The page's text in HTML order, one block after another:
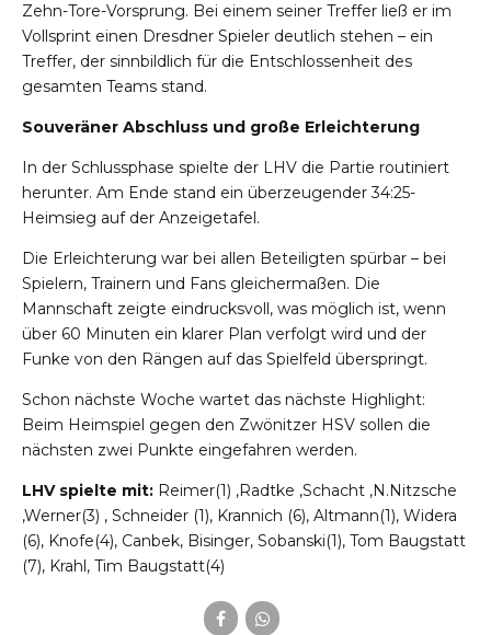
Zehn-Tore-Vorsprung. Bei einem seiner Treffer ließ er im
Vollsprint einen Dresdner Spieler deutlich stehen – ein
Treffer, der sinnbildlich für die Entschlossenheit des
gesamten Teams stand.
Souveräner Abschluss und große Erleichterung
In der Schlussphase spielte der LHV die Partie routiniert
herunter. Am Ende stand ein überzeugender 34:25-
Heimsieg auf der Anzeigetafel.
Die Erleichterung war bei allen Beteiligten spürbar – bei
Spielern, Trainern und Fans gleichermaßen. Die
Mannschaft zeigte eindrucksvoll, was möglich ist, wenn
über 60 Minuten ein klarer Plan verfolgt wird und der
Funke von den Rängen auf das Spielfeld überspringt.
Schon nächste Woche wartet das nächste Highlight:
Beim Heimspiel gegen den Zwönitzer HSV sollen die
nächsten zwei Punkte eingefahren werden.
LHV spielte mit: Reimer(1) ,Radtke ,Schacht ,N.Nitzsche
,Werner(3) , Schneider (1), Krannich (6), Altmann(1), Widera
(6), Knofe(4), Canbek, Bisinger, Sobanski(1), Tom Baugstatt
(7), Krahl, Tim Baugstatt(4)